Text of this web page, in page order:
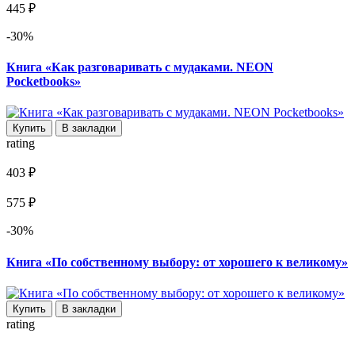
445 ₽
-30%
Книга «Как разговаривать с мудаками. NEON
Pocketbooks»
Купить В закладки
rating
403 ₽
575 ₽
-30%
Книга «По собственному выбору: от хорошего к великому»
Купить В закладки
rating